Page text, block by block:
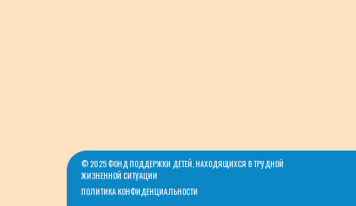
© 2025 ФОНД ПОДДЕРЖКИ ДЕТЕЙ, НАХОДЯЩИХСЯ В ТРУДНОЙ
ЖИЗНЕННОЙ СИТУАЦИИ
ПОЛИТИКА КОНФИДЕНЦИАЛЬНОСТИ